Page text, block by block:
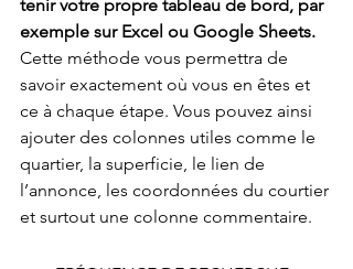
tenir votre propre tableau de bord, par
exemple sur Excel ou Google Sheets.
Cette méthode vous permettra de
savoir exactement où vous en êtes et
ce à chaque étape. Vous pouvez ainsi
ajouter des colonnes utiles comme le
quartier, la superficie, le lien de
l’annonce, les coordonnées du courtier
et surtout une colonne commentaire.